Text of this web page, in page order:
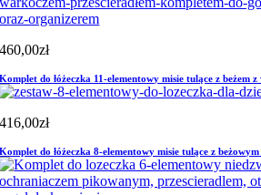
460,00zł
Komplet do łóżeczka 11-elementowy misie tulące z beżem
416,00zł
Komplet do łóżeczka 8-elementowy misie tulące z